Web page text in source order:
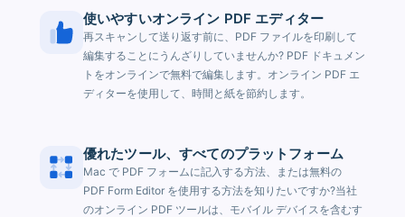
使いやすいオンライン PDF エディター
再スキャンして送り返す前に、PDF ファイルを印刷して
編集することにうんざりしていませんか? PDF ドキュメン
トをオンラインで無料で編集します。オンライン PDF エ
ディターを使用して、時間と紙を節約します。
優れたツール、すべてのプラットフォーム
Mac で PDF フォームに記入する方法、または無料の
PDF Form Editor を使用する方法を知りたいですか?当社
のオンライン PDF ツールは、モバイル デバイスを含むす